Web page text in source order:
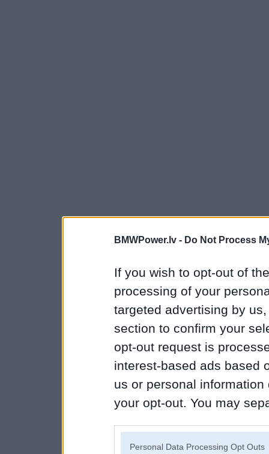
BMWPower.lv - Do Not Process
If you wish to opt-out of
processing of your
targeted advertising by
section to confirm your
opt-out request is
interest-based ads based
us or personal
your opt-out. You may
Personal Data Processing Opt Outs